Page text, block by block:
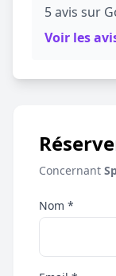
5 avis sur
Voir les
Concernant
Nom *